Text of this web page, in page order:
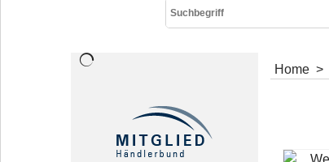
Home >